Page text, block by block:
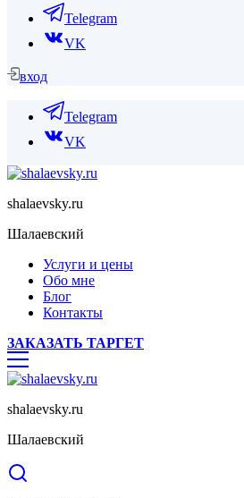
Telegram
VK
вход
Telegram
VK
shalaevsky.ru
Шалаевский
Услуги и цены
Обо мне
Блог
Контакты
ЗАКАЗАТЬ ТАРГЕТ
shalaevsky.ru
Шалаевский